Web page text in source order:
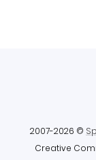
2007-2026 ©
Creative